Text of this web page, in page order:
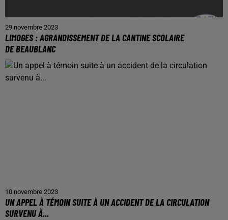
29 novembre 2023
LIMOGES : AGRANDISSEMENT DE LA CANTINE SCOLAIRE
DE BEAUBLANC
10 novembre 2023
UN APPEL À TÉMOIN SUITE À UN ACCIDENT DE LA CIRCULATION
SURVENU À...